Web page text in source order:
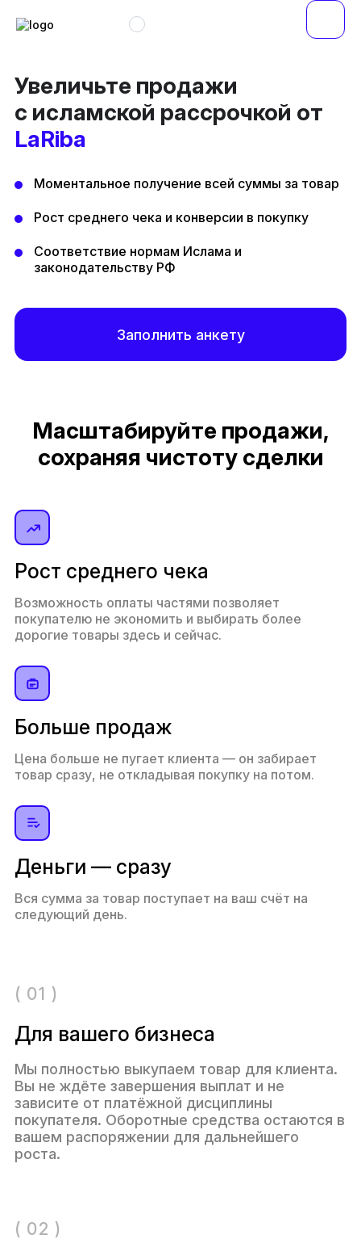
Увеличьте продажи
с исламской рассрочкой от
LaRiba
Моментальное получение всей суммы за товар
Рост среднего чека и конверсии в покупку
Соответствие нормам Ислама и
законодательству РФ
Заполнить анкету
Масштабируйте продажи,
сохраняя чистоту сделки
Рост среднего чека
Возможность оплаты частями позволяет
покупателю не экономить и выбирать более
дорогие товары здесь и сейчас.
Больше продаж
Цена больше не пугает клиента — он забирает
товар сразу, не откладывая покупку на потом.
Деньги — сразу
Вся сумма за товар поступает на ваш счёт на
следующий день.
( 01 )
Для вашего бизнеса
Мы полностью выкупаем товар для клиента.
Вы не ждёте завершения выплат и не
зависите от платёжной дисциплины
покупателя. Оборотные средства остаются в
вашем распоряжении для дальнейшего
роста.
( 02 )